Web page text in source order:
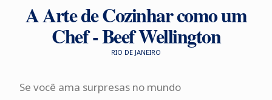
A Arte de Cozinhar como um
Chef - Beef Wellington
RIO DE JANEIRO
Se você ama surpresas no mundo